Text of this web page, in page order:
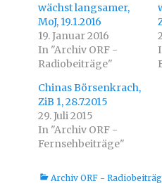
e
r
T
w
i
t
t
e
u
e
i
l
e
n
(
r
d
f
F
a
c
e
b
o
o
k
u
t
e
e
n
(
r
d
wächst langsamer,
MoJ, 19.1.2016
19. Januar 2016
In "Archiv ORF -
Radiobeiträge"
Chinas Börsenkrach,
ZiB 1, 28.7.2015
29. Juli 2015
In "Archiv ORF -
Fernsehbeiträge"
Kategorien
Archiv ORF -